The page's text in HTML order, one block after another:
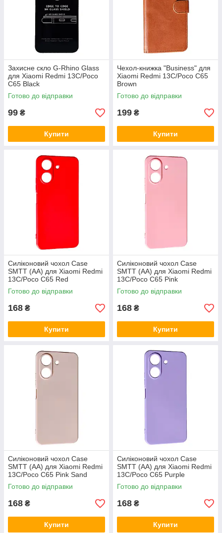
Захисне скло G-Rhino Glass
для Xiaomi Redmi 13C/Poco
C65 Black
Готово до відправки
99 ₴
Купити
Чехол-книжка "Business" для
Xiaomi Redmi 13C/Poco C65
Brown
Готово до відправки
199 ₴
Купити
Силіконовий чохол Case
SMTT (AA) для Xiaomi Redmi
13C/Poco C65 Red
Готово до відправки
168 ₴
Купити
Силіконовий чохол Case
SMTT (AA) для Xiaomi Redmi
13C/Poco C65 Pink
Готово до відправки
168 ₴
Купити
Силіконовий чохол Case
SMTT (AA) для Xiaomi Redmi
13C/Poco C65 Pink Sand
Готово до відправки
168 ₴
Купити
Силіконовий чохол Case
SMTT (AA) для Xiaomi Redmi
13C/Poco C65 Purple
Готово до відправки
168 ₴
Купити